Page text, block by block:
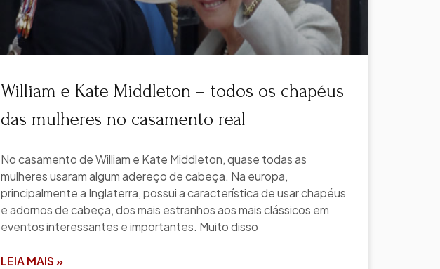
William e Kate Middleton – todos os chapéus
das mulheres no casamento real
No casamento de William e Kate Middleton, quase todas as
mulheres usaram algum adereço de cabeça. Na europa,
principalmente a Inglaterra, possui a característica de usar chapéus
e adornos de cabeça, dos mais estranhos aos mais clássicos em
eventos interessantes e importantes. Muito disso
LEIA MAIS »